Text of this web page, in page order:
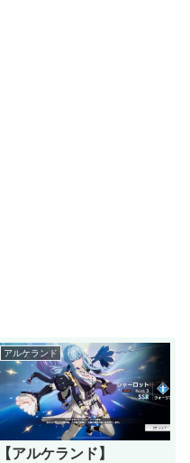
アルケランド
【アルケランド】